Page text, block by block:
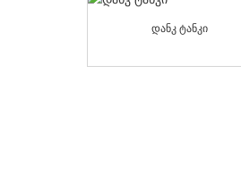
დანკ ტანკი